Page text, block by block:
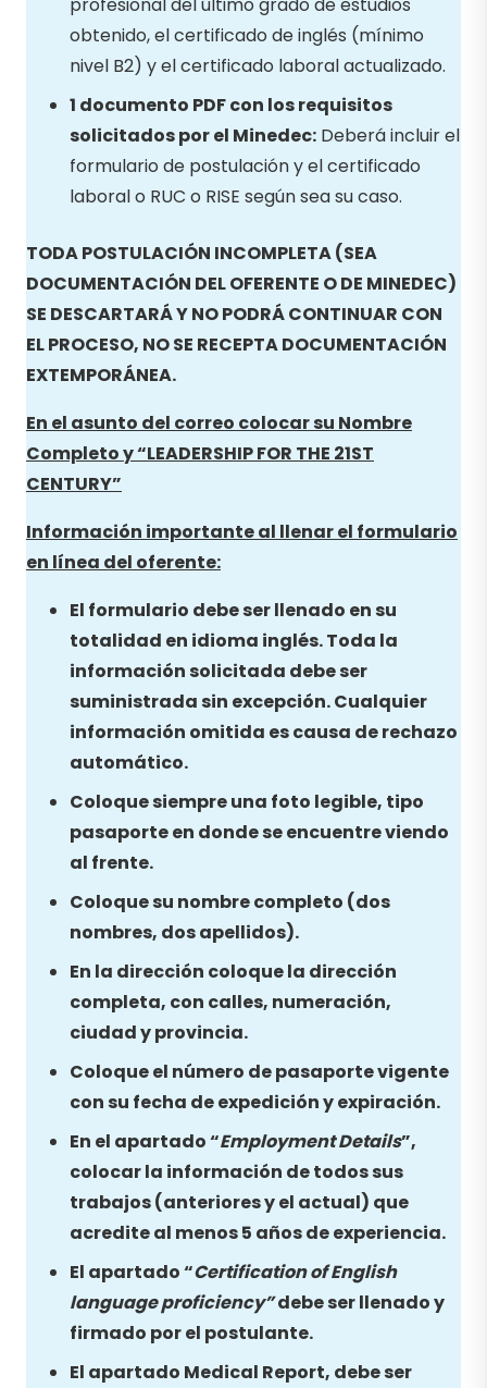
obtenido, el certificado de inglés (mínimo
nivel B2) y el certificado laboral actualizado.
1 documento PDF con los requisitos
solicitados por el Minedec: Deberá incluir el
formulario de postulación y el certificado
laboral o RUC o RISE según sea su caso.
TODA POSTULACIÓN INCOMPLETA (SEA
DOCUMENTACIÓN DEL OFERENTE O DE MINEDEC)
SE DESCARTARÁ Y NO PODRÁ CONTINUAR CON
EL PROCESO, NO SE RECEPTA DOCUMENTACIÓN
EXTEMPORÁNEA.
En el asunto del correo colocar su Nombre
Completo y “LEADERSHIP FOR THE 21ST
CENTURY”
Información importante al llenar el formulario
en línea del oferente:
El formulario debe ser llenado en su
totalidad en idioma inglés. Toda la
información solicitada debe ser
suministrada sin excepción. Cualquier
información omitida es causa de rechazo
automático.
Coloque siempre una foto legible, tipo
pasaporte en donde se encuentre viendo
al frente.
Coloque su nombre completo (dos
nombres, dos apellidos).
En la dirección coloque la dirección
completa, con calles, numeración,
ciudad y provincia.
Coloque el número de pasaporte vigente
con su fecha de expedición y expiración.
En el apartado “Employment Details”,
colocar la información de todos sus
trabajos (anteriores y el actual) que
acredite al menos 5 años de experiencia.
El apartado “Certification of English
language proficiency”debe ser llenado y
firmado por el postulante.
El apartado Medical Report, debe ser